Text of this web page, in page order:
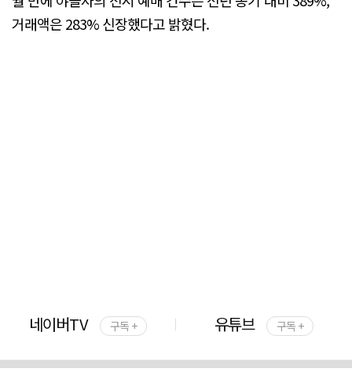
거래액은 283% 신장했다고 밝혔다.
네이버TV 구독 + 유튜브 구독 +